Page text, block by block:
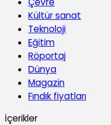
Kültür sanat
Teknoloji
Eğitim
Röportaj
Dünya
Magazin
Fındık fiyatları
İçerikler